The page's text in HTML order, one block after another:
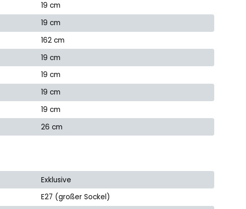
19 cm
19 cm
162 cm
19 cm
19 cm
19 cm
19 cm
26 cm
Exklusive
E27 (großer Sockel)